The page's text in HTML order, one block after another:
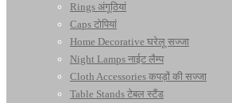
Rings अंगूठियां
Caps टोपियां
Home Decorative घरेलू सज्जा
Night Lamps नाईट लैम्प
Cloth Accessories कपड़ों की सज्जा
Table Stands टेबल स्टैंड